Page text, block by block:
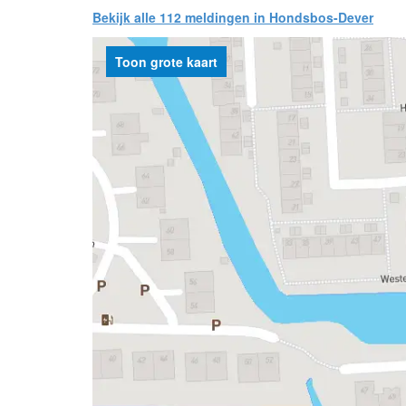
Bekijk alle 112 meldingen in Hondsbos-Dever
Toon grote kaart